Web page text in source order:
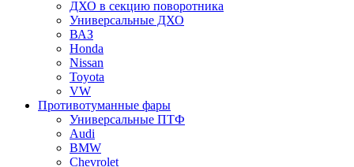
ДХО в секцию поворотника
Универсальные ДХО
ВАЗ
Honda
Nissan
Toyota
VW
Противотуманные фары
Универсальные ПТФ
Audi
BMW
Chevrolet